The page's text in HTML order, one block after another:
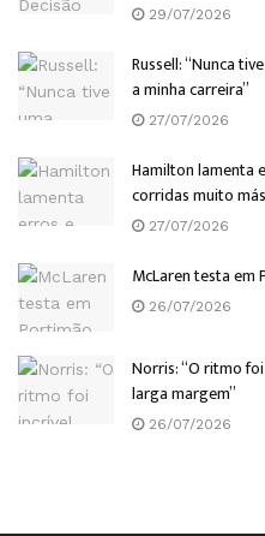
29/07/2026
Russell: “Nunca
a minha carreira”
27/07/2026
Hamilton lamenta
corridas muito
27/07/2026
McLaren testa em
26/07/2026
Norris: “O ritmo
larga margem”
26/07/2026